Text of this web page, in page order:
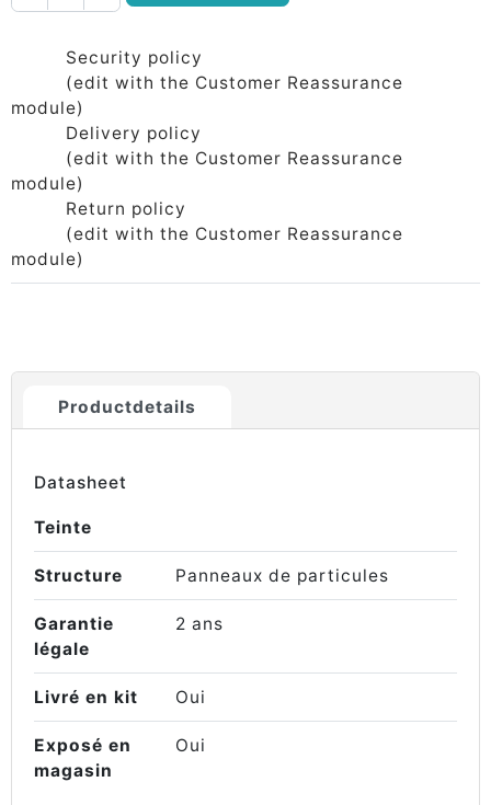
Security policy
(edit with the Customer Reassurance
module)
Delivery policy
(edit with the Customer Reassurance
module)
Return policy
(edit with the Customer Reassurance
module)
Productdetails
Datasheet
Teinte
Structure Panneaux de particules
Garantie
légale
2 ans
Livré en kit Oui
Exposé en
magasin
Oui